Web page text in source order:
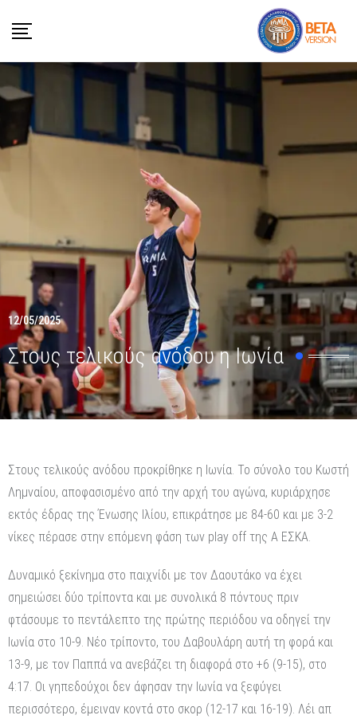
12/05/2025
Στους τελικούς ανόδου η Ιωνία
Στους τελικούς ανόδου προκρίθηκε η Ιωνία. Το σύνολο του Κωστή
Λημναίου, αποφασισμένο από την αρχή του αγώνα, κυριάρχησε
εκτός έδρας της Ένωσης Ιλίου, επικράτησε με 84-60 και με 3-2
νίκες πέρασε στην επόμενη φάση των play off της Α ΕΣΚΑ.
Δυναμικό ξεκίνημα στο παιχνίδι με τον Δαουτάκο να έχει
σημειώσει δύο τρίποντα και με συνολικά 8 πόντους πριν
φτάσουμε το πεντάλεπτο της πρώτης περιόδου να οδηγεί την
Ιωνία στο 10-9. Νέο τρίποντο, του Δαβουλάρη αυτή τη φορά και
13-9, με τον Παππά να ανεβάζει τη διαφορά στο +6 (9-15), στο
4:17. Οι γηπεδούχοι δεν άφησαν την Ιωνία να ξεφύγει
περισσότερο, έμειναν κοντά στο σκορ (12-17 και 16-19). Λέι απ